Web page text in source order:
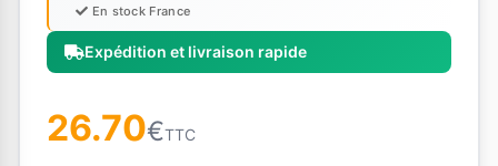
Expédition et livraison rapide
En stock France
26.70€TTC